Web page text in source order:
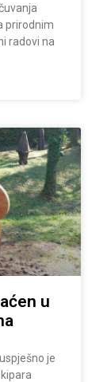
prirodnim
radovi na
u
je